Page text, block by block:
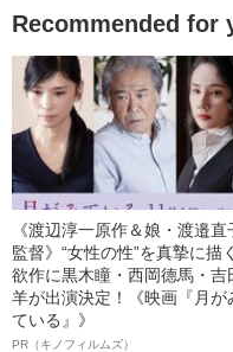
Recommended for
《渡辺淳一原作＆娘・渡邉直
監督》“女性の性”を真摯に描
欲作に黒木瞳・西岡德馬・吉
羊が出演決定！《映画『月が
ている』》
PR（キノフィルムズ）